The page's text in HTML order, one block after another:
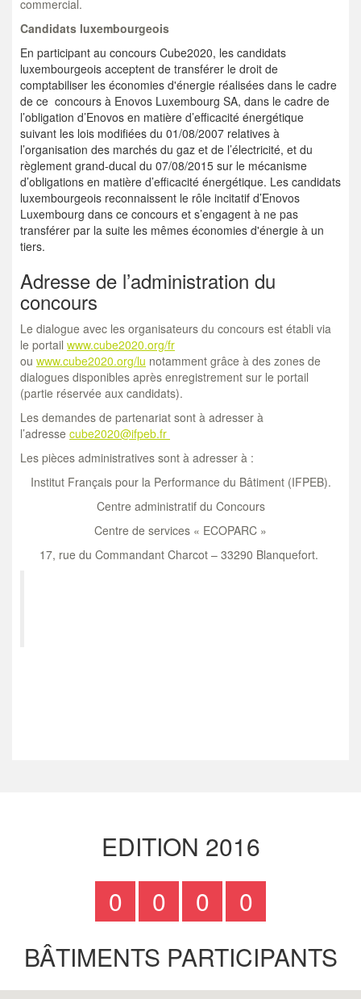
commercial.
Candidats luxembourgeois
En participant au concours Cube2020, les candidats
luxembourgeois acceptent de transférer le droit de
comptabiliser les économies d'énergie réalisées dans le cadre
de ce concours à Enovos Luxembourg SA, dans le cadre de
l’obligation d’Enovos en matière d’efficacité énergétique
suivant les lois modifiées du 01/08/2007 relatives à
l’organisation des marchés du gaz et de l’électricité, et du
règlement grand-ducal du 07/08/2015 sur le mécanisme
d’obligations en matière d’efficacité énergétique. Les candidats
luxembourgeois reconnaissent le rôle incitatif d’Enovos
Luxembourg dans ce concours et s’engagent à ne pas
transférer par la suite les mêmes économies d'énergie à un
tiers.
Adresse de l’administration du
concours
Le dialogue avec les organisateurs du concours est établi via
le portail www.cube2020.org/fr
ou www.cube2020.org/lu notamment grâce à des zones de
dialogues disponibles après enregistrement sur le portail
(partie réservée aux candidats).
Les demandes de partenariat sont à adresser à
l’adresse cube2020@ifpeb.fr
Les pièces administratives sont à adresser à :
Institut Français pour la Performance du Bâtiment (IFPEB).
Centre administratif du Concours
Centre de services « ECOPARC »
17, rue du Commandant Charcot – 33290 Blanquefort.
EDITION 2016
0
0 0
0
BÂTIMENTS PARTICIPANTS